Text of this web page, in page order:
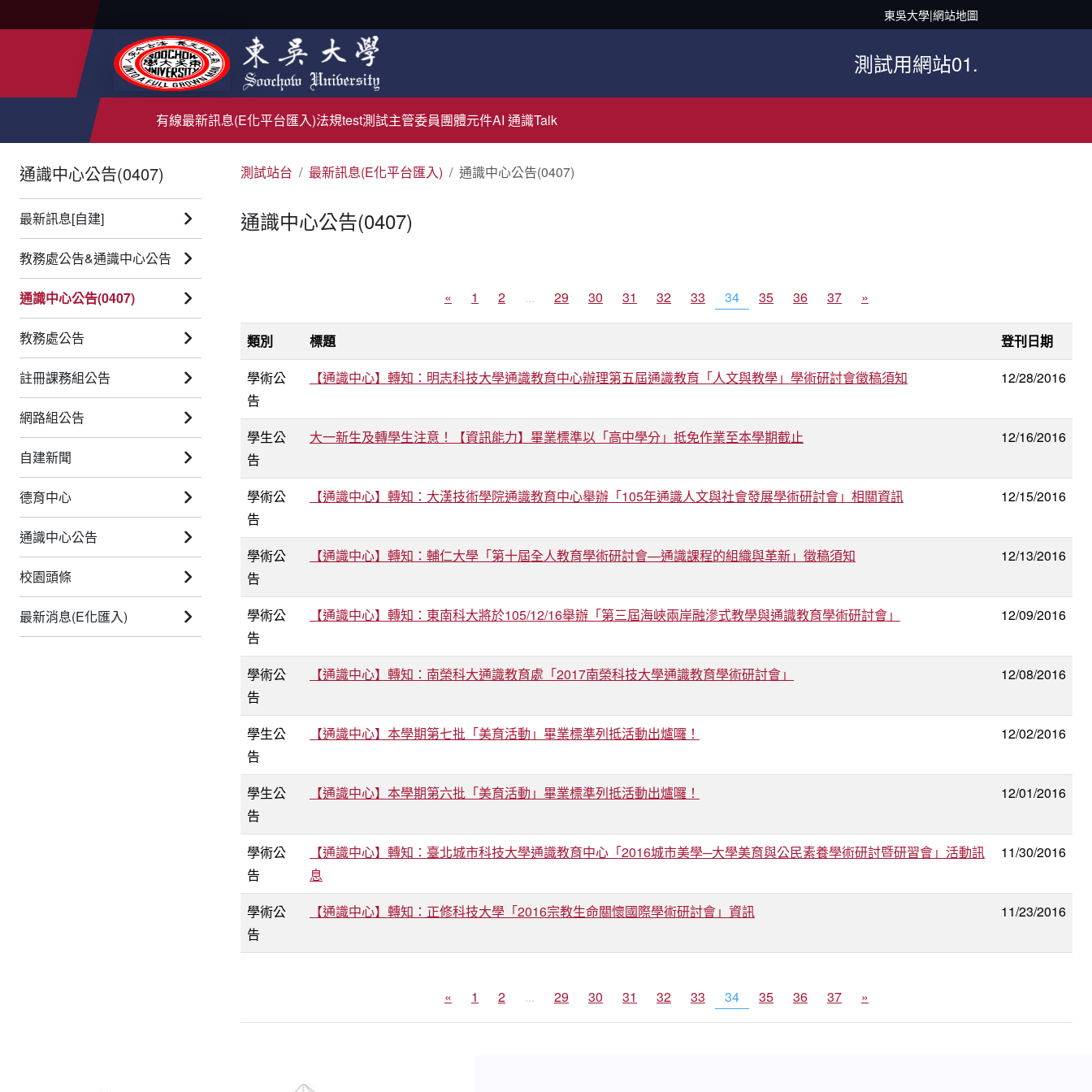
東吳大學|網站地圖
測試用網站01.
有線最新訊息(E化平台匯入)法規test測試主管委員團體元件AI 通識Talk
通識中心公告(0407)
最新訊息[自建]
教務處公告&通識中心公告
通識中心公告(0407)
教務處公告
註冊課務組公告
網路組公告
自建新聞
德育中心
通識中心公告
校園頭條
最新消息(E化匯入)
測試站台 最新訊息(E化平台匯入) 通識中心公告(0407)
通識中心公告(0407)
« 1 2 ... 29 30 31 32 33 34 35 36 37 »
類別 標題
登刊日期
學術公
告
【通識中心】轉知：明志科技大學通識教育中心辦理第五屆通識教育「人文與教學」學術研討會徵稿須知 12/28/2016
學生公
告
大一新生及轉學生注意！【資訊能力】畢業標準以「高中學分」抵免作業至本學期截止 12/16/2016
學術公
告
【通識中心】轉知：大漢技術學院通識教育中心舉辦「105年通識人文與社會發展學術研討會」相關資訊 12/15/2016
學術公
告
【通識中心】轉知：輔仁大學「第十屆全人教育學術研討會—通識課程的組織與革新」徵稿須知 12/13/2016
學術公
告
【通識中心】轉知：東南科大將於105/12/16舉辦「第三屆海峽兩岸融滲式教學與通識教育學術研討會」 12/09/2016
學術公
告
【通識中心】轉知：南榮科大通識教育處「2017南榮科技大學通識教育學術研討會」 12/08/2016
學生公
告
【通識中心】本學期第七批「美育活動」畢業標準列抵活動出爐囉！ 12/02/2016
學生公
告
【通識中心】本學期第六批「美育活動」畢業標準列抵活動出爐囉！ 12/01/2016
學術公
告
【通識中心】轉知：臺北城市科技大學通識教育中心「2016城市美學─大學美育與公民素養學術研討暨研習會」活動訊
息
11/30/2016
學術公
告
【通識中心】轉知：正修科技大學「2016宗教生命關懷國際學術研討會」資訊 11/23/2016
« 1 2 ... 29 30 31 32 33 34 35 36 37 »